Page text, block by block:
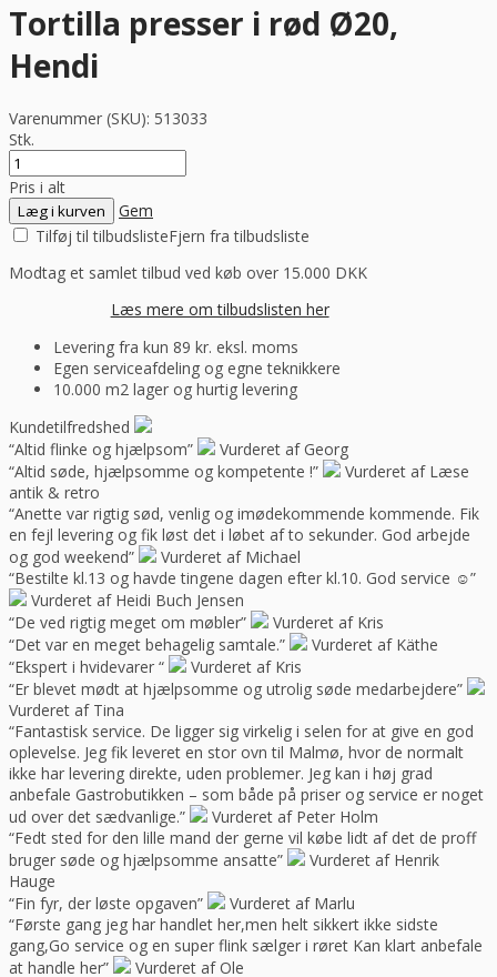
Tortilla presser i rød Ø20,
Hendi
Varenummer (SKU): 513033
Stk.
Pris i alt
Læg i kurven
Gem
Tilføj til tilbudslisteFjern fra tilbudsliste
Modtag et samlet tilbud ved køb over 15.000 DKK
Læs mere om tilbudslisten her
Levering fra kun 89 kr. eksl. moms
Egen serviceafdeling og egne teknikkere
10.000 m2 lager og hurtig levering
Kundetilfredshed
“Altid flinke og hjælpsom”
Vurderet af Georg
“Altid søde, hjælpsomme og kompetente !”
Vurderet af Læse
antik & retro
“Anette var rigtig sød, venlig og imødekommende kommende. Fik
en fejl levering og fik løst det i løbet af to sekunder. God arbejde
og god weekend”
Vurderet af Michael
“Bestilte kl.13 og havde tingene dagen efter kl.10. God service ☺”
Vurderet af Heidi Buch Jensen
“De ved rigtig meget om møbler”
Vurderet af Kris
“Det var en meget behagelig samtale.”
Vurderet af Käthe
“Ekspert i hvidevarer “
Vurderet af Kris
“Er blevet mødt at hjælpsomme og utrolig søde medarbejdere”
Vurderet af Tina
“Fantastisk service. De ligger sig virkelig i selen for at give en god
oplevelse. Jeg fik leveret en stor ovn til Malmø, hvor de normalt
ikke har levering direkte, uden problemer. Jeg kan i høj grad
anbefale Gastrobutikken – som både på priser og service er noget
ud over det sædvanlige.”
Vurderet af Peter Holm
“Fedt sted for den lille mand der gerne vil købe lidt af det de proff
bruger søde og hjælpsomme ansatte”
Vurderet af Henrik
Hauge
“Fin fyr, der løste opgaven”
Vurderet af Marlu
“Første gang jeg har handlet her,men helt sikkert ikke sidste
gang,Go service og en super flink sælger i røret Kan klart anbefale
at handle her”
Vurderet af Ole